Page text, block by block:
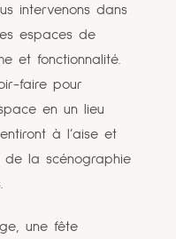
intervenons dans
espaces de
et fonctionnalité.
faire pour
en un lieu
à l’aise et
de la scénographie
une fête